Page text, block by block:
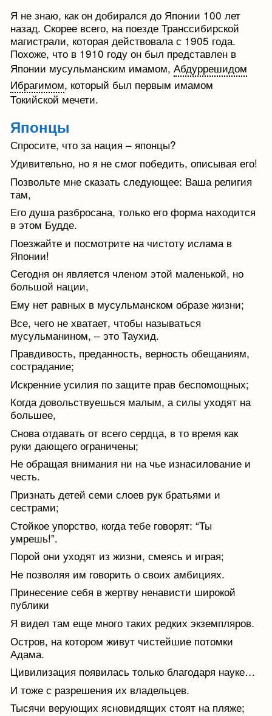
Я не знаю, как он добирался до Японии 100 лет
назад. Скорее всего, на поезде Транссибирской
магистрали, которая действовала с 1905 года.
Похоже, что в 1910 году он был представлен в
Японии мусульманским имамом,Абдуррешидом
Ибрагимом, который был первым имамом
Токийской мечети.
Японцы
Спросите, что за нация – японцы?
Удивительно, но я не смог победить, описывая его!
Позвольте мне сказать следующее: Ваша религия
там,
Его душа разбросана, только его форма находится
в этом Будде.
Поезжайте и посмотрите на чистоту ислама в
Японии!
Сегодня он является членом этой маленькой, но
большой нации,
Ему нет равных в мусульманском образе жизни;
Все, чего не хватает, чтобы называться
мусульманином, – это Таухид.
Правдивость, преданность, верность обещаниям,
сострадание;
Искренние усилия по защите прав беспомощных;
Когда довольствуешься малым, а силы уходят на
большее,
Снова отдавать от всего сердца, в то время как
руки дающего ограничены;
Не обращая внимания ни на чье изнасилование и
честь.
Признать детей семи слоев рук братьями и
сестрами;
Стойкое упорство, когда тебе говорят: “Ты
умрешь!”.
Порой они уходят из жизни, смеясь и играя;
Не позволяя им говорить о своих амбициях.
Принесение себя в жертву ненависти широкой
публики
Я видел там еще много таких редких экземпляров.
Остров, на котором живут чистейшие потомки
Адама.
Цивилизация появилась только благодаря науке…
И тоже с разрешения их владельцев.
Тысячи верующих ясновидящих стоят на пляже;